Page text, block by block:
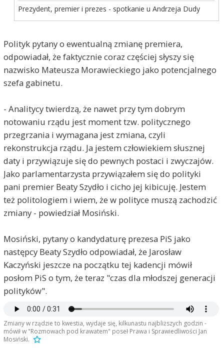
Prezydent, premier i prezes - spotkanie u Andrzeja Dudy
Polityk pytany o ewentualną zmianę premiera,
odpowiadał, że faktycznie coraz częściej słyszy się
nazwisko Mateusza Morawieckiego jako potencjalnego
szefa gabinetu.
- Analitycy twierdzą, że nawet przy tym dobrym
notowaniu rządu jest moment tzw. politycznego
przegrzania i wymagana jest zmiana, czyli
rekonstrukcja rządu. Ja jestem człowiekiem słusznej
daty i przywiązuje się do pewnych postaci i zwyczajów.
Jako parlamentarzysta przywiązałem się do polityki
pani premier Beaty Szydło i cicho jej kibicuję. Jestem
też politologiem i wiem, że w polityce muszą zachodzić
zmiany - powiedział Mosiński.
Mosiński, pytany o kandydaturę prezesa PiS jako
następcy Beaty Szydło odpowiadał, że Jarosław
Kaczyński jeszcze na początku tej kadencji mówił
posłom PiS o tym, że teraz "czas dla młodszej generacji
polityków".
Zmiany w rządzie to kwestia, wydaje się, kilkunastu najbliższych godzin -
mówił w "Rozmowach pod krawatem" poseł Prawa i Sprawiedliwości Jan
Mosiński.